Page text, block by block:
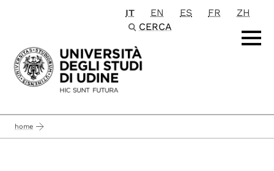
Passa al contenuto principale
IT EN ES FR
ZH
CERCA
home